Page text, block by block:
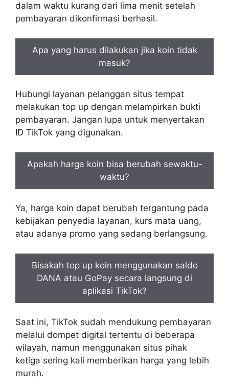
dalam waktu kurang dari lima menit setelah
pembayaran dikonfirmasi berhasil.
Apa yang harus dilakukan jika koin tidak
masuk?
Hubungi layanan pelanggan situs tempat
melakukan top up dengan melampirkan bukti
pembayaran. Jangan lupa untuk menyertakan
ID TikTok yang digunakan.
Apakah harga koin bisa berubah sewaktu-
waktu?
Ya, harga koin dapat berubah tergantung pada
kebijakan penyedia layanan, kurs mata uang,
atau adanya promo yang sedang berlangsung.
Bisakah top up koin menggunakan saldo
DANA atau GoPay secara langsung di
aplikasi TikTok?
Saat ini, TikTok sudah mendukung pembayaran
melalui dompet digital tertentu di beberapa
wilayah, namun menggunakan situs pihak
ketiga sering kali memberikan harga yang lebih
murah.